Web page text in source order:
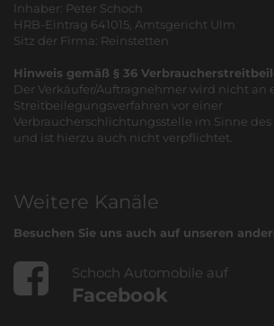
Inhaber: Peter Schoch
HRB-Eintrag 641015, Amtsgericht Ulm
Sitz der Firma: Reinstetten
Hinweis gemäß § 36
Der Verkäufer/Auftragnehmer wird nicht an
Streitbeilegungsverfahren vor einer
Verbraucherschlichtungsstelle im Sinne
und ist hierzu auch nicht verpflichtet.
Weitere Kanäle
Besuchen Sie uns auch auf unseren
Schoch Automobile auf
Facebook